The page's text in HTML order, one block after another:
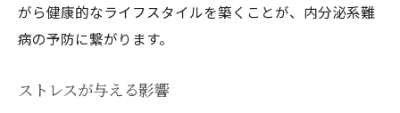
メンタルヘルスと身体の関係
予防のための教育と情報共有
がら健康的なライフスタイルを築くことが、内分泌系難
病の予防に繋がります。
ストレスが与える影響